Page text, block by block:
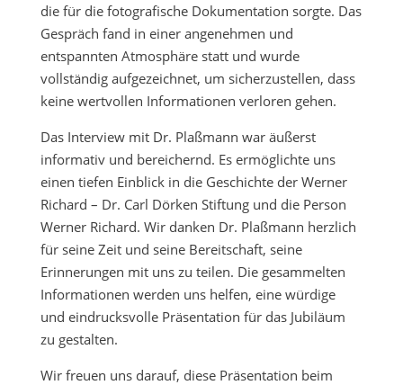
die für die fotografische Dokumentation sorgte. Das
Gespräch fand in einer angenehmen und
entspannten Atmosphäre statt und wurde
vollständig aufgezeichnet, um sicherzustellen, dass
keine wertvollen Informationen verloren gehen.
Das Interview mit Dr. Plaßmann war äußerst
informativ und bereichernd. Es ermöglichte uns
einen tiefen Einblick in die Geschichte der Werner
Richard – Dr. Carl Dörken Stiftung und die Person
Werner Richard. Wir danken Dr. Plaßmann herzlich
für seine Zeit und seine Bereitschaft, seine
Erinnerungen mit uns zu teilen. Die gesammelten
Informationen werden uns helfen, eine würdige
und eindrucksvolle Präsentation für das Jubiläum
zu gestalten.
Wir freuen uns darauf, diese Präsentation beim